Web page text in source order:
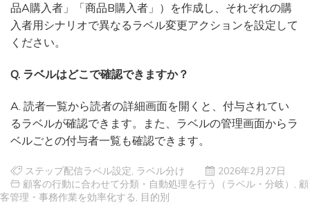
品A購入者」「商品B購入者」）を作成し、それぞれの購
入者用シナリオで異なるラベル変更アクションを設定して
ください。
Q. ラベルはどこで確認できますか？
A. 読者一覧から読者の詳細画面を開くと、付与されてい
るラベルが確認できます。また、ラベルの管理画面からラ
ベルごとの付与者一覧も確認できます。
ステップ配信ラベル設定 ラベル分け
2026年2月27日
顧客の行動に合わせて分類・自動処理を行う（ラベル・分岐）
顧
客管理・事務作業を効率化する
目的別